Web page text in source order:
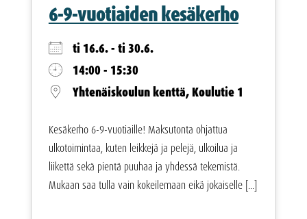
6-9-vuotiaiden kesäkerho
ti 16.6. - ti 30.6.
14:00 - 15:30
Yhtenäiskoulun kenttä, Koulutie 1
Kesäkerho 6-9-vuotiaille! Maksutonta ohjattua
ulkotoimintaa, kuten leikkejä ja pelejä, ulkoilua ja
liikettä sekä pientä puuhaa ja yhdessä tekemistä.
Mukaan saa tulla vain kokeilemaan eikä jokaiselle [...]